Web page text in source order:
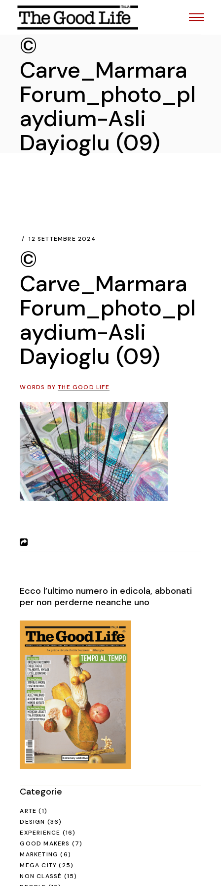
content
©
Carve_Marmara
Forum_photo_pl
aydium-Asli
Dayioglu (09)
12 SETTEMBRE 2024
©
Carve_Marmara
Forum_photo_pl
aydium-Asli
Dayioglu (09)
WORDS BYTHE GOOD LIFE
Ecco l’ultimo numero in edicola, abbonati
per non perderne neanche uno
Categorie
ARTE (1)
DESIGN (36)
EXPERIENCE (16)
GOOD MAKERS (7)
MARKETING (6)
MEGA CITY (25)
NON CLASSÉ (15)